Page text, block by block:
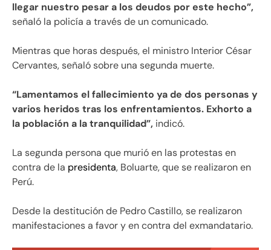
llegar nuestro pesar a los deudos por este hecho”,
señaló la policía a través de un comunicado.
Mientras que horas después, el ministro Interior César
Cervantes, señaló sobre una segunda muerte.
“Lamentamos el fallecimiento ya de dos personas y
varios heridos tras los enfrentamientos. Exhorto a
la población a la tranquilidad”, indicó.
La segunda persona que murió en las protestas en
contra de la presidenta, Boluarte, que se realizaron en
Perú.
Desde la destitución de Pedro Castillo, se realizaron
manifestaciones a favor y en contra del exmandatario.